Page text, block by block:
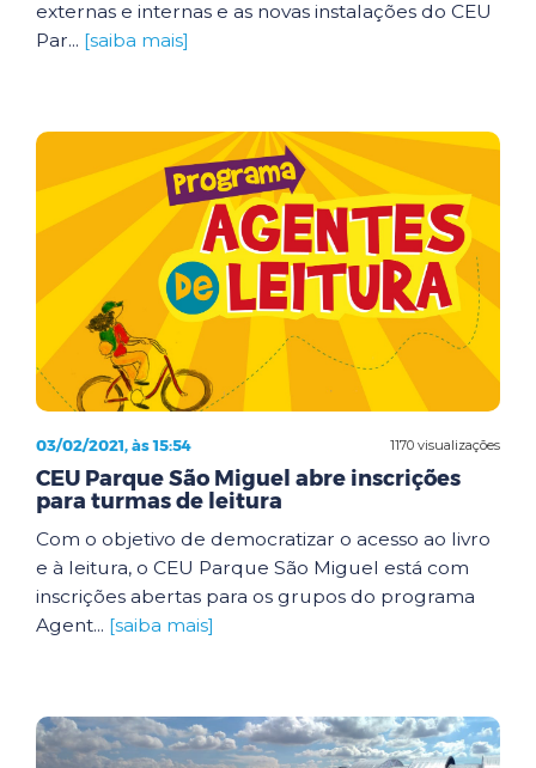
externas e internas e as novas instalações do CEU
Par... [saiba mais]
1170 visualizações
03/02/2021, às 15:54
CEU Parque São Miguel abre inscrições
para turmas de leitura
Com o objetivo de democratizar o acesso ao livro
e à leitura, o CEU Parque São Miguel está com
inscrições abertas para os grupos do programa
Agent... [saiba mais]